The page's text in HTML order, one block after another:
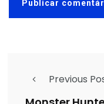
Previous